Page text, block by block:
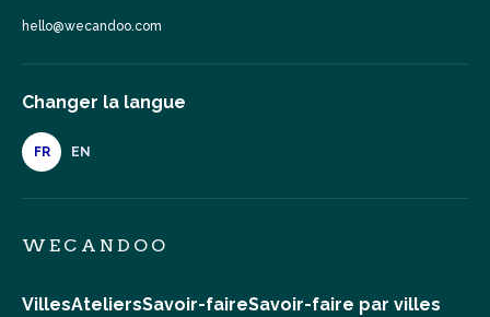
hello@wecandoo.com
Changer la langue
FR EN
WECANDOO
VillesAteliersSavoir-faireSavoir-faire par villes